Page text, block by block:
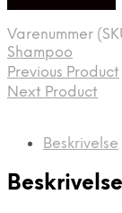
Varenummer
Shampoo
Previous Product
Next Product
Beskrivelse
Beskrivelse